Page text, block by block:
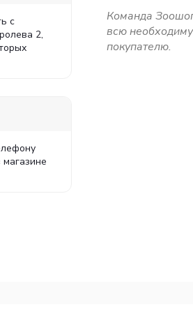
с
2,
Команда
всю
покупателю.